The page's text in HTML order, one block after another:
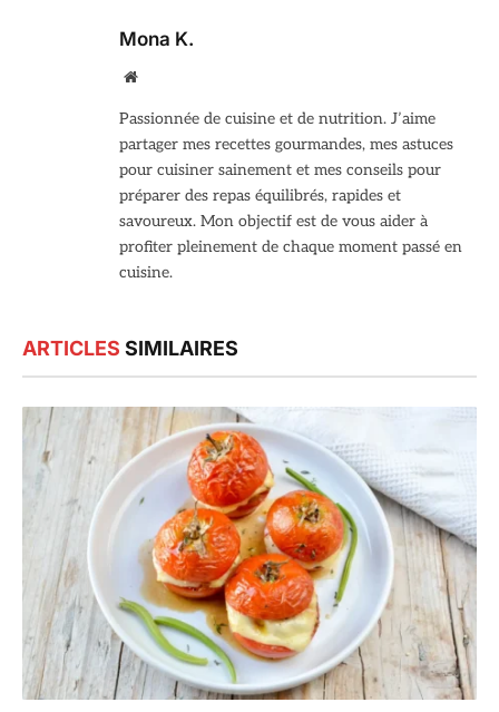
Mona K.
Site
Passionnée de cuisine et de nutrition. J’aime
partager mes recettes gourmandes, mes astuces
pour cuisiner sainement et mes conseils pour
préparer des repas équilibrés, rapides et
savoureux. Mon objectif est de vous aider à
profiter pleinement de chaque moment passé en
cuisine.
ARTICLES SIMILAIRES